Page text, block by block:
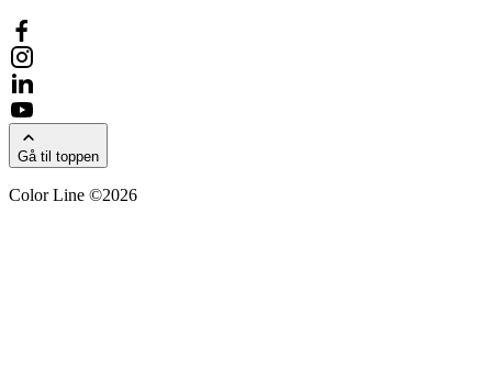
Gå til toppen
Color Line ©2026